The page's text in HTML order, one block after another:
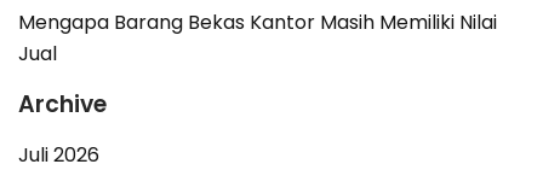
Mengapa Barang Bekas Kantor Masih Memiliki Nilai
Jual
Archive
Juli 2026